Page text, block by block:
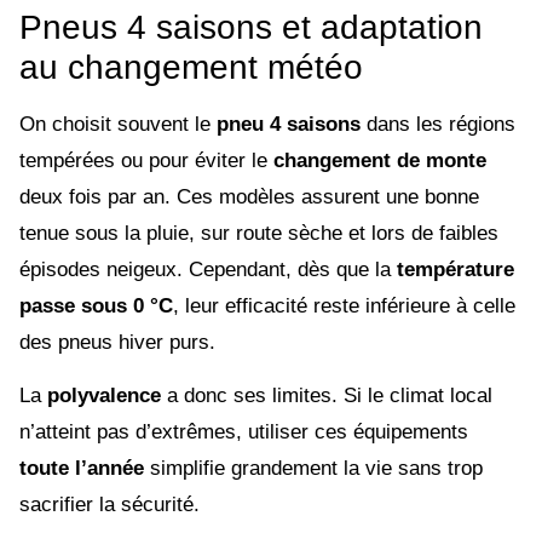
Pneus 4 saisons et adaptation
au changement météo
On choisit souvent le pneu 4 saisons dans les régions
tempérées ou pour éviter le changement de monte
deux fois par an. Ces modèles assurent une bonne
tenue sous la pluie, sur route sèche et lors de faibles
épisodes neigeux. Cependant, dès que la température
passe sous 0 °C, leur efficacité reste inférieure à celle
des pneus hiver purs.
La polyvalence a donc ses limites. Si le climat local
n’atteint pas d’extrêmes, utiliser ces équipements
toute l’année simplifie grandement la vie sans trop
sacrifier la sécurité.